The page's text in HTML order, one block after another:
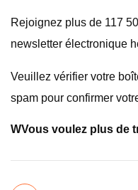
Rejoignez plus de 117
newsletter électronique
Veuillez vérifier votre
spam pour confirmer
WVous voulez plus de